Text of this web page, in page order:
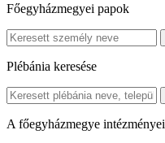
Főegyházmegyei papok
Plébánia keresése
A főegyházmegye intézményei